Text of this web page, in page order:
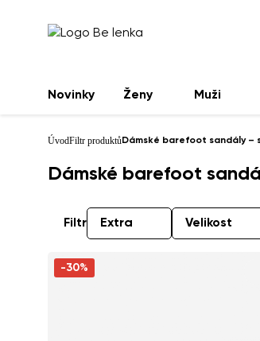
Novinky Ženy Muži
ÚvodFiltr produktůDámské barefoot sandály –
Dámské barefoot
Filtr Extra Velikost
-30%